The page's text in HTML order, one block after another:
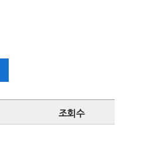
조회수